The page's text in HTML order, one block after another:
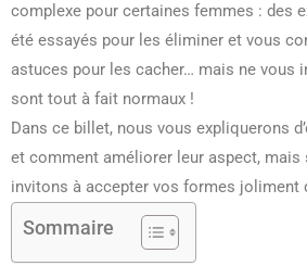
complexe pour certaines femmes : des
été essayés pour les éliminer et vous
astuces pour les cacher… mais ne vous
sont tout à fait normaux !
Dans ce billet, nous vous expliquerons
et comment améliorer leur aspect, mais
invitons à accepter vos formes joliment
Sommaire